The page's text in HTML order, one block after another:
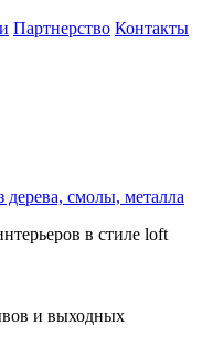
Партнерство Контакты
в стиле loft
и выходных